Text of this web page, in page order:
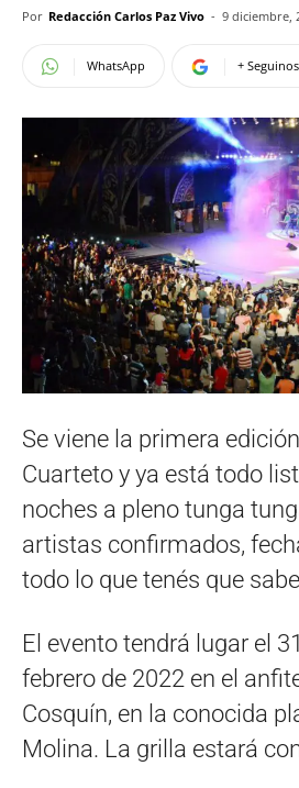
Por Redacción Carlos Paz Vivo - 9 diciembre,
WhatsApp +
Se viene la primera
Cuarteto y ya está todo
noches a pleno tunga
artistas confirmados,
todo lo que tenés que
El evento tendrá lugar el
febrero de 2022 en el
Cosquín, en la conocida
Molina. La grilla estará